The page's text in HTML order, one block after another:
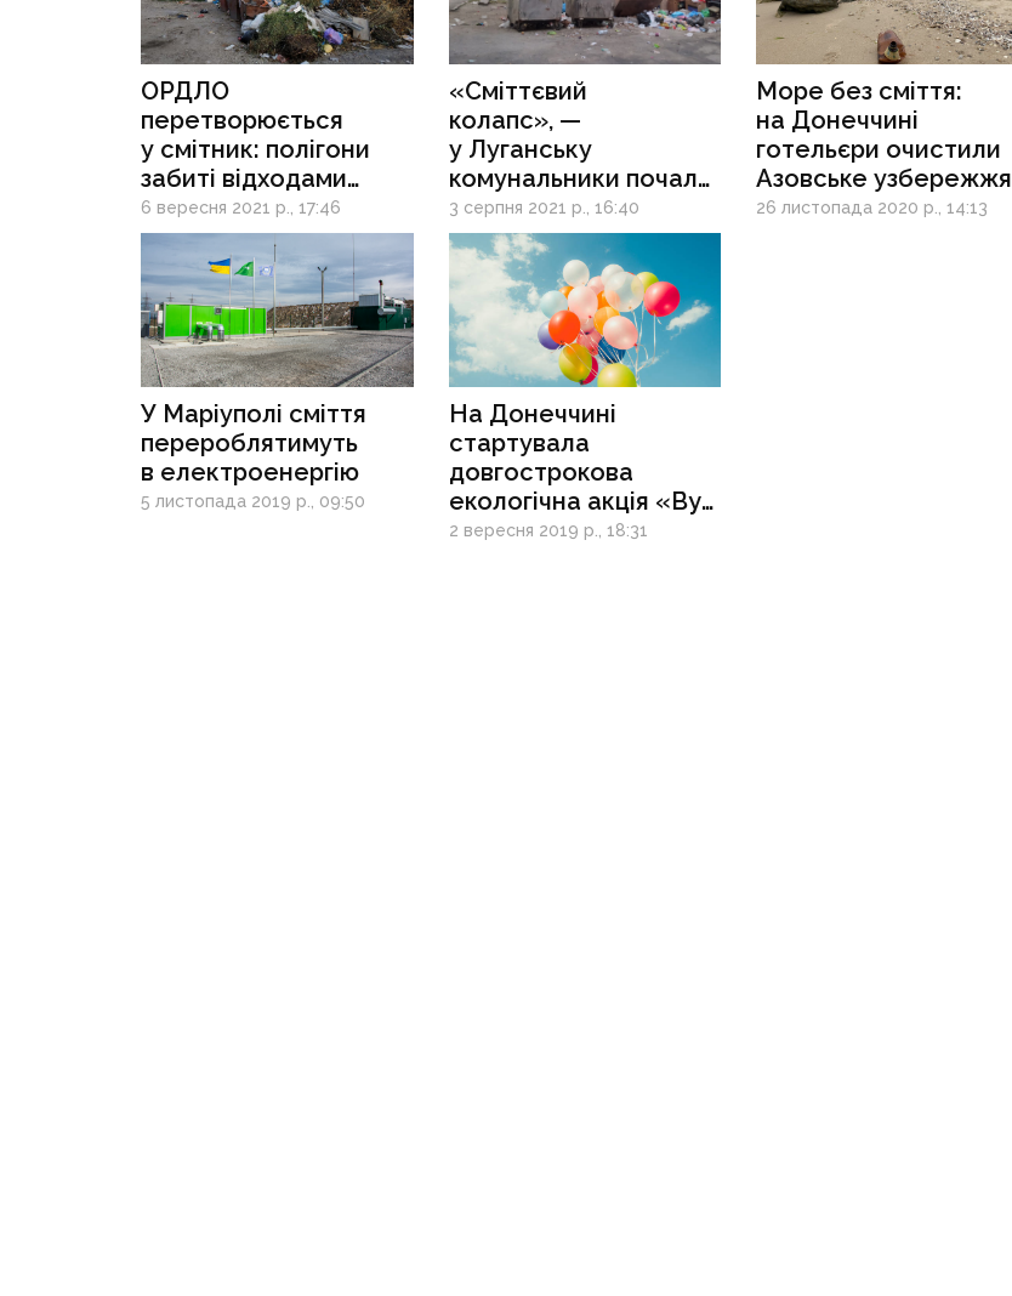
ОРДЛО
перетворюється
у смітник: полігони
забиті відходами
на 95%
6 вересня 2021 р., 17:46
«Сміттєвий
колапс», —
у Луганську
комунальники почали
підпалювати відходи
прямо на вулицях
3 серпня 2021 р., 16:40
Море без сміття:
на Донеччині
готельєри очистили
Азовське узбережжя
від 50 тонн відходів
26 листопада 2020 р., 14:13
У Маріуполі сміття
перероблятимуть
в електроенергію
5 листопада 2019 р., 09:50
На Донеччині
стартувала
довгострокова
екологічна акція «Bye
bye летюче сміття»
2 вересня 2019 р., 18:31